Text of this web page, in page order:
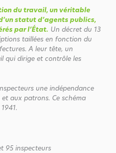
du travail, un véritable
statut d’agents publics,
par l’État. Un décret du 13
taillées en fonction du
A leur tête, un
qui dirige et contrôle les
une indépendance
aux patrons. Ce schéma
95 inspecteurs